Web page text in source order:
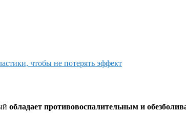
чтобы не потерять эффект
обладает противовоспалительным и